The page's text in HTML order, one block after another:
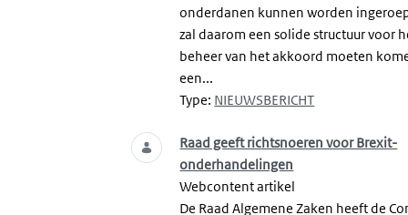
onderdanen kunnen worden
zal daarom een solide structuur voor
beheer van het akkoord moeten
een...
Type: NIEUWSBERICHT
Raad geeft richtsnoeren voor Brexit-
onderhandelingen
Webcontent artikel
De Raad Algemene Zaken heeft de